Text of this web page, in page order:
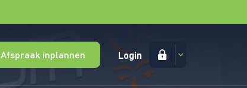
Afspraak inplannen Login